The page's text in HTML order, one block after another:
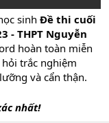
sinh Đề thi cuối
- THPT Nguyễn
hoàn toàn miễn
hỏi trắc nghiệm
và cẩn thận.
nhất!